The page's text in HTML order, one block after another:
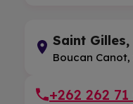
Saint Gilles,
Boucan Canot,
+262 262